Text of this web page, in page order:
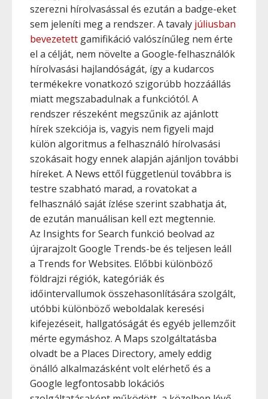
szerezni hírolvasással és ezután a badge-eket
sem jeleníti meg a rendszer. A tavaly júliusban
bevezetett gamifikáció valószínűleg nem érte
el a célját, nem növelte a Google-felhasználók
hírolvasási hajlandóságát, így a kudarcos
termékekre vonatkozó szigorúbb hozzáállás
miatt megszabadulnak a funkciótól. A
rendszer részeként megszűnik az ajánlott
hírek szekciója is, vagyis nem figyeli majd
külön algoritmus a felhasználó hírolvasási
szokásait hogy ennek alapján ajánljon további
híreket. A News ettől függetlenül továbbra is
testre szabható marad, a rovatokat a
felhasználó saját ízlése szerint szabhatja át,
de ezután manuálisan kell ezt megtennie.
Az Insights for Search funkció beolvad az
újrarajzolt Google Trends-be és teljesen leáll
a Trends for Websites. Előbbi különböző
földrajzi régiók, kategóriák és
időintervallumok összehasonlítására szolgált,
utóbbi különböző weboldalak keresési
kifejezéseit, hallgatóságát és egyéb jellemzőit
mérte egymáshoz. A Maps szolgáltatásba
olvadt be a Places Directory, amely eddig
önálló alkalmazásként volt elérhető és a
Google legfontosabb lokációs